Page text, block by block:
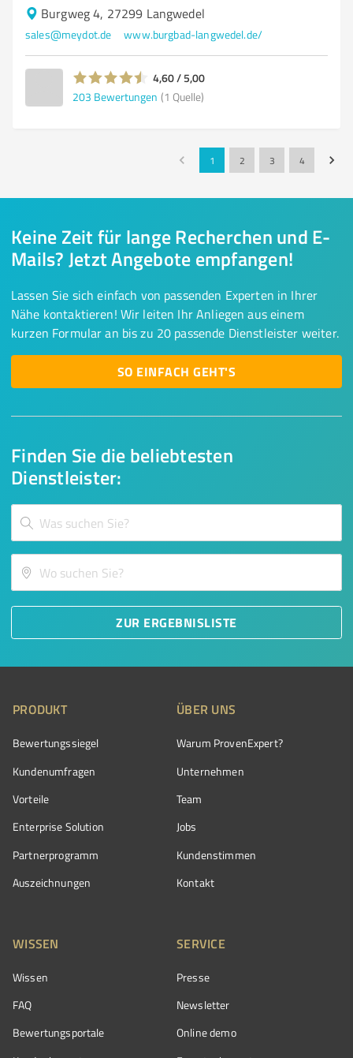
Burgweg 4, 27299 Langwedel
sales@meydot.de www.burgbad-langwedel.de/
4,60 / 5,00
203 Bewertungen (1 Quelle)
1 2 3 4
Finden Sie die beliebtesten
Dienstleister:
ZUR ERGEBNISLISTE
Keine Zeit für lange Recherchen und E-
Mails? Jetzt Angebote empfangen!
Lassen Sie sich einfach von passenden Experten in Ihrer
Nähe kontaktieren! Wir leiten Ihr Anliegen aus einem
kurzen Formular an bis zu 20 passende Dienstleister weiter.
SO EINFACH GEHT'S
PRODUKT
Bewertungssiegel
Kundenumfragen
Vorteile
Enterprise Solution
Partnerprogramm
Auszeichnungen
ÜBER UNS
Warum ProvenExpert?
Unternehmen
Team
Jobs
Kundenstimmen
Kontakt
WISSEN
Wissen
FAQ
Bewertungsportale
SERVICE
Presse
Newsletter
Online demo